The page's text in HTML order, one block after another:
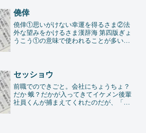
イしてた”と表現したの...
僥倖
僥倖①思いがけない幸運を得るさま②法
外な望みをかけるさま漢辞海 第四版ぎょ
うこう①の意味で使われることが多いか
想像できるものがあるん...
セッショウ
前職でのできごと。会社にちょうちょ？
だか 蛾？だかが入ってきてイケメン後輩
社員くんが捕まえてくれたのだが、「殺